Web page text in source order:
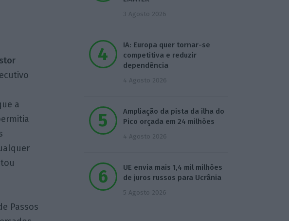
a
Passos
3 Agosto 2026
IA: Europa quer tornar-se
competitiva e reduzir
dependência
4 Agosto 2026
Ampliação da pista da ilha do
Pico orçada em 24 milhões
4 Agosto 2026
UE envia mais 1,4 mil milhões
de juros russos para Ucrânia
5 Agosto 2026